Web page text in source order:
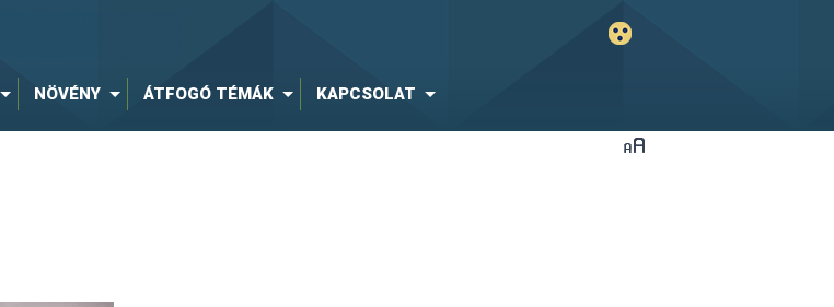
NÖVÉNY ÁTFOGÓ TÉMÁK KAPCSOLAT